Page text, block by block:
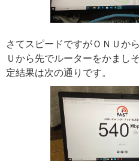
さてスピードですがＯＮＵか
Ｕから先でルーターをかまし
定結果は次の通りです。